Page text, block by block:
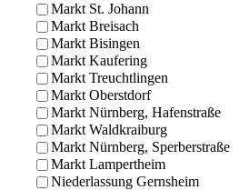
Markt St. Johann
Markt Breisach
Markt Bisingen
Markt Kaufering
Markt Treuchtlingen
Markt Oberstdorf
Markt Nürnberg, Hafenstraße
Markt Waldkraiburg
Markt Nürnberg, Sperberstraße
Markt Lampertheim
Niederlassung Gernsheim